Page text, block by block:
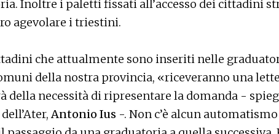
Inoltre i paletti fissati all’accesso dei cittadini
agevolare i triestini.
che attualmente sono inseriti nelle
della nostra provincia, «riceveranno una
della necessità di ripresentare la domanda -
Antonio Ius -. Non c’è alcun